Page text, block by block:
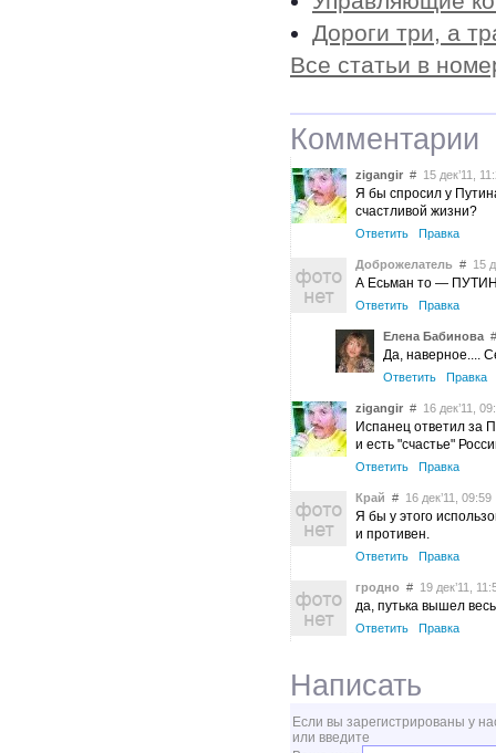
Дороги три, а
Все статьи в
Комментарии
zigangir # 15 дек’11,
Я бы спросил у
счастливой жизни?
Ответить Правка
Доброжелатель # 15
А Есьман то —
Ответить Правка
Елена Бабинова #
Да, наверное....
Ответить Правка
zigangir # 16 дек’11,
Испанец ответил за
и есть "счастье"
Ответить Правка
Край # 16 дек’11, 09:59
Я бы у этого
и противен.
Ответить Правка
гродно # 19 дек’11,
да, путька вышел весь
Ответить Правка
Написать
Если вы зарегистрированы у
или введите